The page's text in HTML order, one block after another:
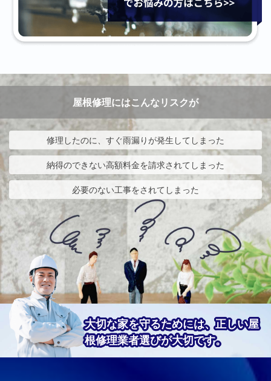
屋根修理にはこんなリスクが
修理したのに、すぐ雨漏りが発生してしまった
納得のできない高額料金を請求されてしまった
必要のない工事をされてしまった
大切な家を守るためには、正しい屋
根修理業者選びが大切です。